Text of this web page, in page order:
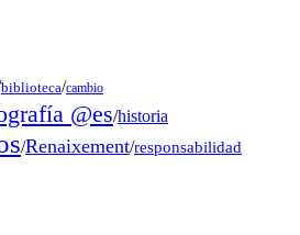
biblioteca/cambio
@es/historia
/Renaixement/responsabilidad